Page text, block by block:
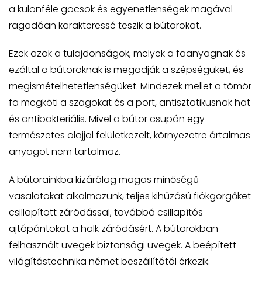
a különféle göcsök és egyenetlenségek magával
ragadóan karakteressé teszik a bútorokat.
Ezek azok a tulajdonságok, melyek a faanyagnak és
ezáltal a bútoroknak is megadják a szépségüket, és
megismételhetetlenségüket. Mindezek mellet a tömör
fa megköti a szagokat és a port, antisztatikusnak hat
és antibakteriális. Mivel a bútor csupán egy
természetes olajjal felületkezelt, környezetre ártalmas
anyagot nem tartalmaz.
A bútorainkba kizárólag magas minőségű
vasalatokat alkalmazunk, teljes kihúzású fiókgörgőket
csillapított záródással, továbbá csillapítós
ajtópántokat a halk záródásért. A bútorokban
felhasznált üvegek biztonsági üvegek. A beépített
világítástechnika német beszállítótól érkezik.